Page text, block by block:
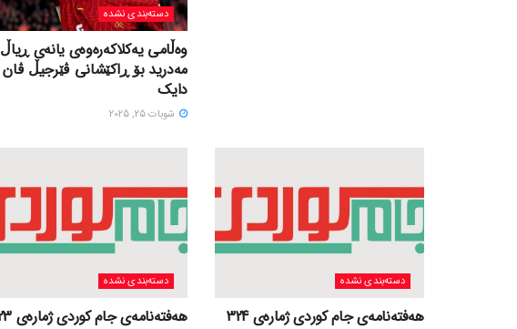
دسته‌بندی نشده
وەڵامی یەکلاکەرەوەی یانەی ڕیاڵ
مەدرید بۆ ڕاکێشانی ڤێرجیڵ ڤان
دایک
شوبات 25, 2025
دسته‌بندی نشده
هەفتەنامەی جام کوردی ژمارەی 324
دسته‌بندی نشده
هەفتەنامەی جام کوردی ژمارەی 323